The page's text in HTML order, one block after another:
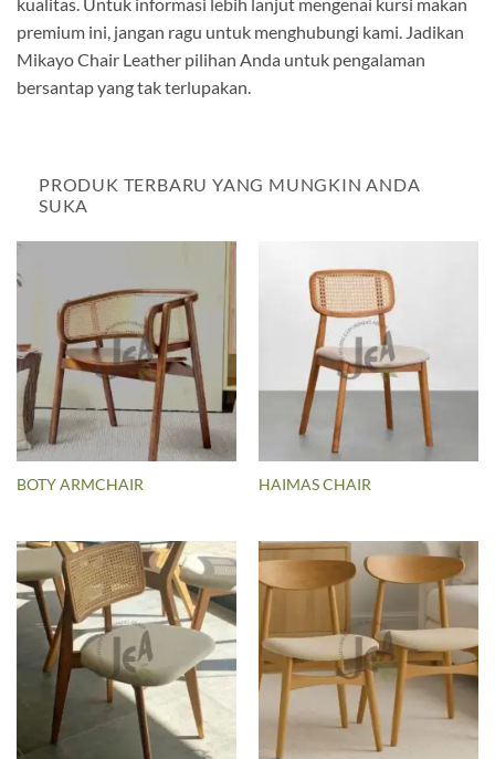
premium ini, jangan ragu untuk menghubungi kami. Jadikan
Mikayo Chair Leather pilihan Anda untuk pengalaman
bersantap yang tak terlupakan.
PRODUK TERBARU YANG MUNGKIN ANDA
SUKA
BOTY ARMCHAIR HAIMAS CHAIR